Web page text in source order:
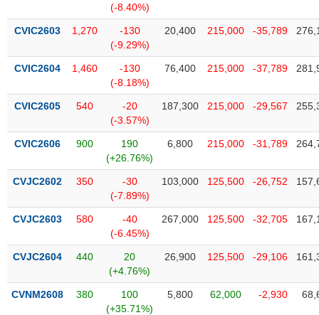
(-8.40%)
CVIC2603 1,270
-130
(-9.29%)
20,400 215,000 -35,789
CVIC2604 1,460
-130
(-8.18%)
76,400 215,000 -37,789
CVIC2605 540
-20
(-3.57%)
187,300 215,000 -29,567
CVIC2606 900
190
(+26.76%)
6,800 215,000 -31,789
CVJC2602 350
-30
(-7.89%)
103,000 125,500 -26,752
CVJC2603 580
-40
(-6.45%)
267,000 125,500 -32,705
CVJC2604 440
20
(+4.76%)
26,900 125,500 -29,106
CVNM2608 380
100
(+35.71%)
5,800 62,000 -2,930
Công
cụ
tư
Truyền
thông
chính
Dữ
liệu